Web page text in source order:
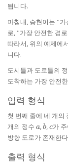
됩니다.
마침내, 승현이는 "
로, "가장 안전한 경
따라서, 위의 예제에
니다.
도시들과 도로들의
도착하는 가장 안전
입력 형식
첫 번째 줄에 네 개의
개의 정수 a
a,b
b,c
c가
방향 도로가 존재한
출력 형식